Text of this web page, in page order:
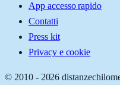
App accesso rapido
Contatti
Press kit
Privacy e cookie
© 2010 - 2026